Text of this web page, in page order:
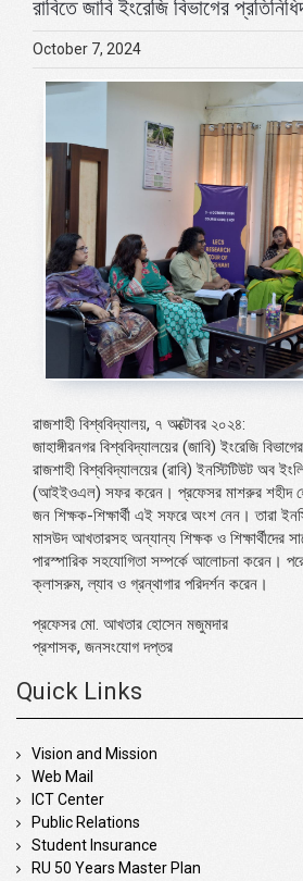
রাবিতে জাবি ইংরেজি বিভাগের
October 7, 2024
রাজশাহী বিশ্ববিদ্যালয়, ৭ অক্টোবর ২০২৪:
জাহাঙ্গীরনগর বিশ্ববিদ্যালয়ের (জাবি) ইংরেজি
রাজশাহী বিশ্ববিদ্যালয়ের (রাবি) ইনস্টিটিউট অব
(আইইওএল) সফর করেন। প্রফেসর মাশরুর শহীদ
জন শিক্ষক-শিক্ষার্থী এই সফরে অংশ নেন। তারা
মাসউদ আখতারসহ অন্যান্য শিক্ষক ও শিক্ষার্থীদের
পারস্পারিক সহযোগিতা সম্পর্কে আলোচনা করেন। পরে
ক্লাসরুম, ল্যাব ও গ্রন্থাগার পরিদর্শন করেন।
প্রফেসর মো. আখতার হোসেন মজুমদার
প্রশাসক, জনসংযোগ দপ্তর
Quick Links
Vision and Mission
Web Mail
ICT Center
Public Relations
Student Insurance
RU 50 Years Master Plan